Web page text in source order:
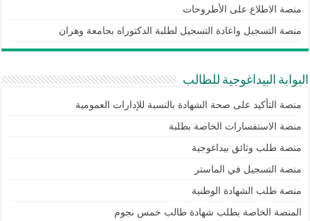
منصة الاطلاع على الأطروحات
منصة التسجيل واعادة التسجيل لطلبة الدكتوراه بجامعة وهران
البوابة البيداغوجية للطالب
منصة التأكيد على صحة الشهادة بالنسبة للإدارات العمومية
منصة الاستفسارات الخاصة بطلبة
منصة طلب وثائق بيداغوجية
منصة التسجيل في الماستر
منصة طلب الشهادة الوطنية
المنصة الخاصة بطلب شهادة طالب خمس نجوم